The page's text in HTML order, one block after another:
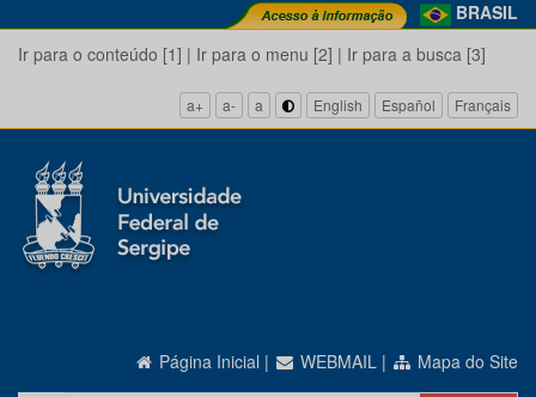
BRASIL
Ir para o conteúdo [1] | Ir para o menu [2] | Ir para a busca [3]
a+ a- a English Español Français
Página Inicial | WEBMAIL | Mapa do Site